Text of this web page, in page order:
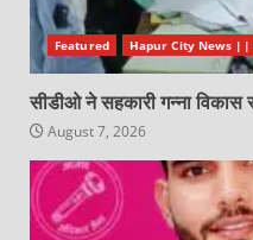
Featured Hapur City News ||
सीडीओ ने सहकारी गन्ना विकास
August 7, 2026